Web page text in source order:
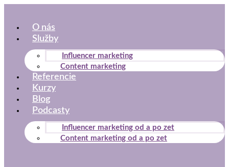
obsah
O nás
Služby
Influencer marketing
Content marketing
Referencie
Kurzy
Blog
Podcasty
Influencer marketing od a po zet
Content marketing od a po zet